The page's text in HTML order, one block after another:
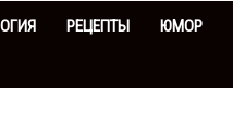
РЕЦЕПТЫ ЮМОР